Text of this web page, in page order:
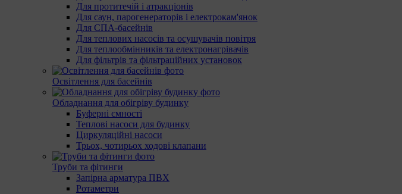
Для протитечій і атракціонів
Для саун, парогенераторів і електрокам'янок
Для СПА-басейнів
Для теплових насосів та осушувачів повітря
Для теплообмінників та електронагрівачів
Для фільтрів та фільтраційних установок
Освітлення для басейнів
Обладнання для обігріву будинку
Буферні ємності
Теплові насоси для будинку
Циркуляційні насоси
Трьох, чотирьох ходові клапани
Труби та фітинги
Запірна арматура ПВХ
Ротаметри